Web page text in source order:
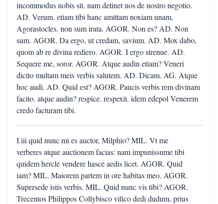
I.iii quid nunc mi es auctor, Milphio? MIL. Vt me
verberes atque auctionem facias: nam impunissume tibi
quidem hercle vendere hasce aedis licet. AGOR. Quid
iam? MIL. Maiorem partem in ore habitas meo. AGOR.
Supersede istis verbis. MIL. Quid nunc vis tibi? AGOR.
Trecentos Philippos Collybisco vilico dedi dudum, prius